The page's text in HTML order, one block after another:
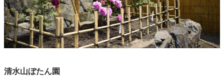
清水山ぼたん園